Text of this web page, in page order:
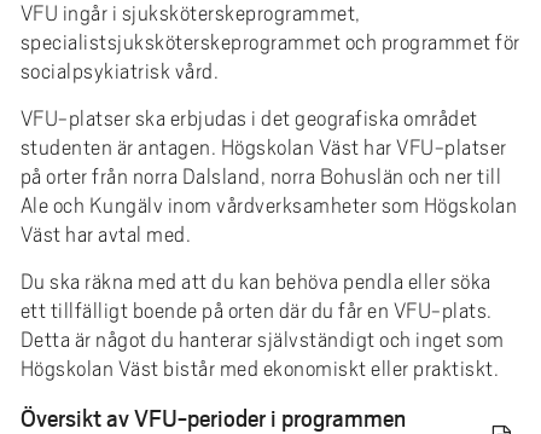
VFU ingår i sjuksköterskeprogrammet,
specialistsjuksköterskeprogrammet och programmet för
socialpsykiatrisk vård.
VFU-platser ska erbjudas i det geografiska området
studenten är antagen. Högskolan Väst har VFU-platser
på orter från norra Dalsland, norra Bohuslän och ner till
Ale och Kungälv inom vårdverksamheter som Högskolan
Väst har avtal med.
Du ska räkna med att du kan behöva pendla eller söka
ett tillfälligt boende på orten där du får en VFU-plats.
Detta är något du hanterar självständigt och inget som
Högskolan Väst bistår med ekonomiskt eller praktiskt.
Översikt av VFU-perioder i programmen